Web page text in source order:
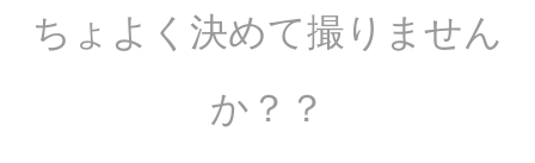
ちょよく決めて撮りません
か？？